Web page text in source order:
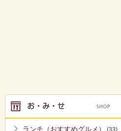
ランチ（おすすめグルメ） (33)